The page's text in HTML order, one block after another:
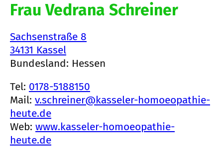
Frau Vedrana Schreiner
Sachsenstraße 8
34131 Kassel
Bundesland: Hessen
Tel: 0178-5188150
Mail: v.schreiner@kasseler-homoeopathie-
heute.de
Web: www.kasseler-homoeopathie-
heute.de